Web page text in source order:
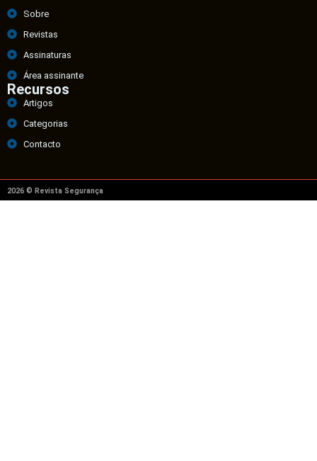
Sobre
Revistas
Assinaturas
Área assinante
Recursos
Artigos
Categorias
Contacto
2026 © Revista Segurança